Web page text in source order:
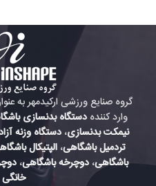
گروه صنایع ورزشی ارکیدمهر به
وارد کنندهدستگاه بدنسازی
نیمکت بدنسازی، دستگاه وزنه
تردمیل باشگاهی، الپتیکال
باشگاهی، دوچرخه باشگاهی،
خانگی